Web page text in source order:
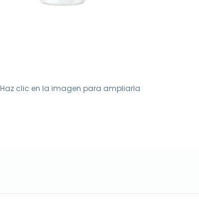
Haz clic en la imagen para ampliarla